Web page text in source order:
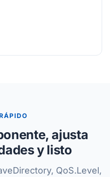
ajusta
y listo
QoS.Level,